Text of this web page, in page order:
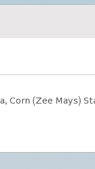
Corn (Zee Mays)